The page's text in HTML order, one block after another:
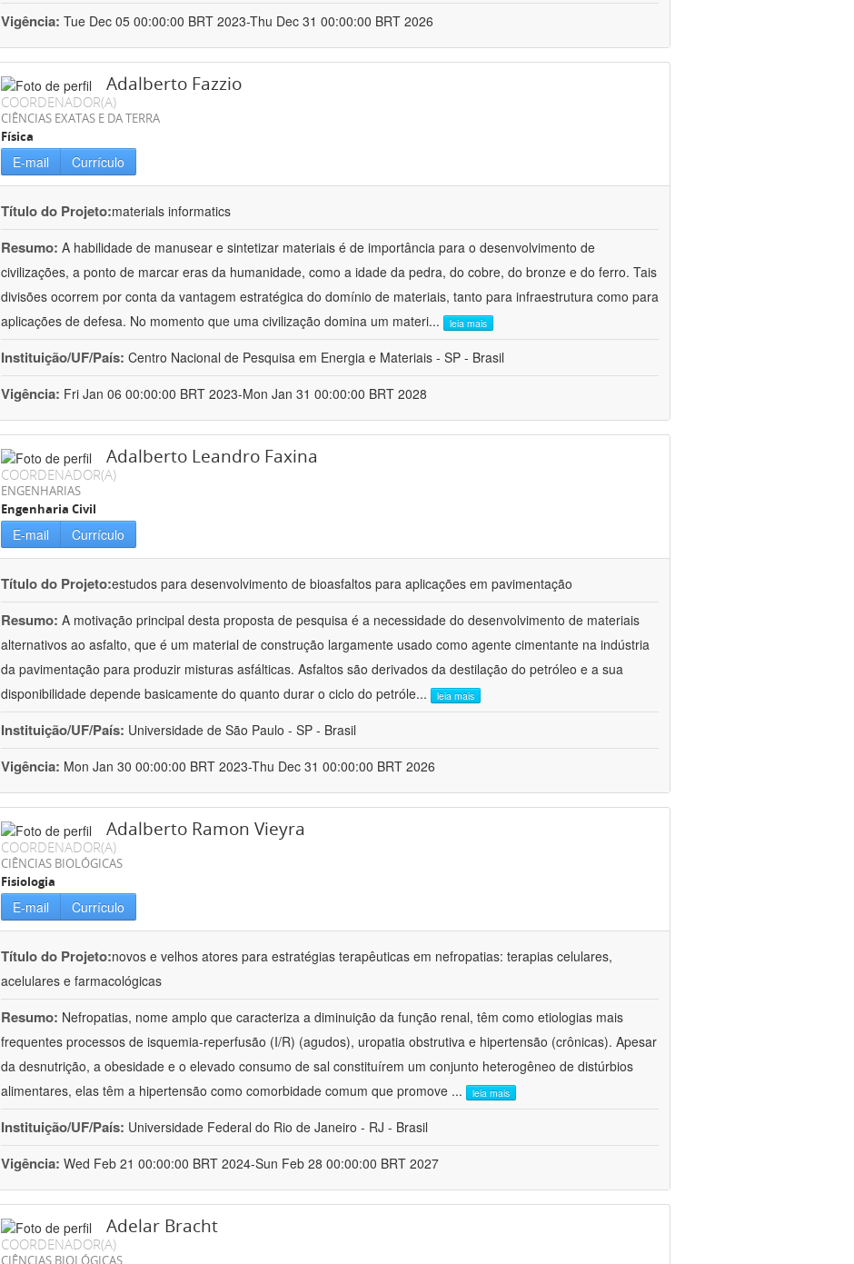
Vigência: Tue Dec 05 00:00:00 BRT 2023-Thu Dec 31 00:00:00 BRT 2026
Adalberto Fazzio
COORDENADOR(A)
CIÊNCIAS EXATAS E DA TERRA
Física
E-mail Currículo
Título do Projeto:materials informatics
Resumo: A habilidade de manusear e sintetizar materiais é de importância para o desenvolvimento de
civilizações, a ponto de marcar eras da humanidade, como a idade da pedra, do cobre, do bronze e do ferro. Tais
divisões ocorrem por conta da vantagem estratégica do domínio de materiais, tanto para infraestrutura como para
aplicações de defesa. No momento que uma civilização domina um materi... leia mais
Instituição/UF/País: Centro Nacional de Pesquisa em Energia e Materiais - SP - Brasil
Vigência: Fri Jan 06 00:00:00 BRT 2023-Mon Jan 31 00:00:00 BRT 2028
Adalberto Leandro Faxina
COORDENADOR(A)
ENGENHARIAS
Engenharia Civil
E-mail Currículo
Título do Projeto:estudos para desenvolvimento de bioasfaltos para aplicações em pavimentação
Resumo: A motivação principal desta proposta de pesquisa é a necessidade do desenvolvimento de materiais
alternativos ao asfalto, que é um material de construção largamente usado como agente cimentante na indústria
da pavimentação para produzir misturas asfálticas. Asfaltos são derivados da destilação do petróleo e a sua
disponibilidade depende basicamente do quanto durar o ciclo do petróle... leia mais
Instituição/UF/País: Universidade de São Paulo - SP - Brasil
Vigência: Mon Jan 30 00:00:00 BRT 2023-Thu Dec 31 00:00:00 BRT 2026
Adalberto Ramon Vieyra
COORDENADOR(A)
CIÊNCIAS BIOLÓGICAS
Fisiologia
E-mail Currículo
Título do Projeto:novos e velhos atores para estratégias terapêuticas em nefropatias: terapias celulares,
acelulares e farmacológicas
Resumo: Nefropatias, nome amplo que caracteriza a diminuição da função renal, têm como etiologias mais
frequentes processos de isquemia-reperfusão (I/R) (agudos), uropatia obstrutiva e hipertensão (crônicas). Apesar
da desnutrição, a obesidade e o elevado consumo de sal constituírem um conjunto heterogêneo de distúrbios
alimentares, elas têm a hipertensão como comorbidade comum que promove ... leia mais
Instituição/UF/País: Universidade Federal do Rio de Janeiro - RJ - Brasil
Vigência: Wed Feb 21 00:00:00 BRT 2024-Sun Feb 28 00:00:00 BRT 2027
Adelar Bracht
COORDENADOR(A)
CIÊNCIAS BIOLÓGICAS